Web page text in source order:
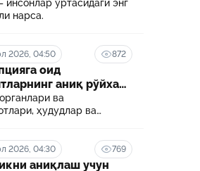
06:54
таълим асосида олий
йўлга қўйилади
06:05
ходимнинг иш ҳақи
тартибга солиш
инсонлар ўртасидаги энг
нарса.
2026, 04:50 872
оид
аниқ рўйхати
ва
ҳудудлар ва
мақсадида
оид хавф-хатарлар
2026, 04:30 769
аниқлаш учун